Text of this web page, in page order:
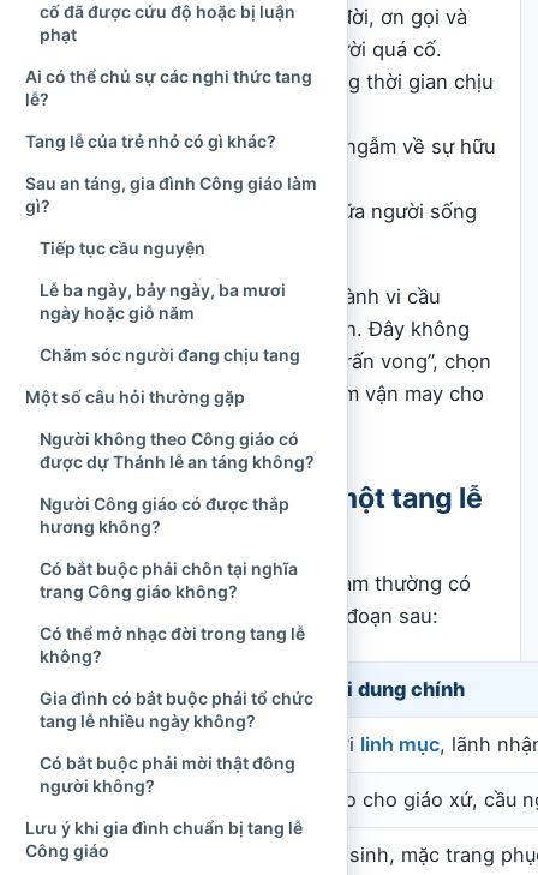
Tạ ơn Thiên Chúa về cuộc đời, ơn gọi và
những điều tốt đẹp của người quá cố.
An ủi, nâng đỡ gia đình trong thời gian chịu
Nhắc người đang sống suy ngẫm về sự hữu
hạn của đời người.
Thể hiện tình hiệp thông giữa người sống
và những người đã qua đời.
Do đó, tang lễ trước hết là một hành vi cầu
nguyện của cộng đoàn Hội Thánh. Đây không
phải nghi thức nhằm “giữ hồn”, “trấn vong”, chọn
giờ để tránh tai họa hoặc bảo đảm vận may cho
người sống.
Trình tự khái quát của một tang lễ
Công giáo
Một tang lễ Công giáo tại Việt Nam thường có
thể được hình dung qua các giai đoạn sau:
Giai đoạn Nội dung chính
Mời linh mục, lãnh
Khi vừa qua đời Báo cho giáo xứ, cầu
Tẩn liệm và nhập quan Vệ sinh, mặc trang
cố đã được cứu độ hoặc bị luận
phạt
Ai có thể chủ sự các nghi thức tang
lễ?
Tang lễ của trẻ nhỏ có gì khác?
Sau an táng, gia đình Công giáo làm
gì?
Tiếp tục cầu nguyện
Lễ ba ngày, bảy ngày, ba mươi
ngày hoặc giỗ năm
Chăm sóc người đang chịu tang
Một số câu hỏi thường gặp
Người không theo Công giáo có
được dự Thánh lễ an táng không?
Người Công giáo có được thắp
hương không?
Có bắt buộc phải chôn tại nghĩa
trang Công giáo không?
Có thể mở nhạc đời trong tang lễ
không?
Gia đình có bắt buộc phải tổ chức
tang lễ nhiều ngày không?
Có bắt buộc phải mời thật đông
người không?
Lưu ý khi gia đình chuẩn bị tang lễ
Công giáo